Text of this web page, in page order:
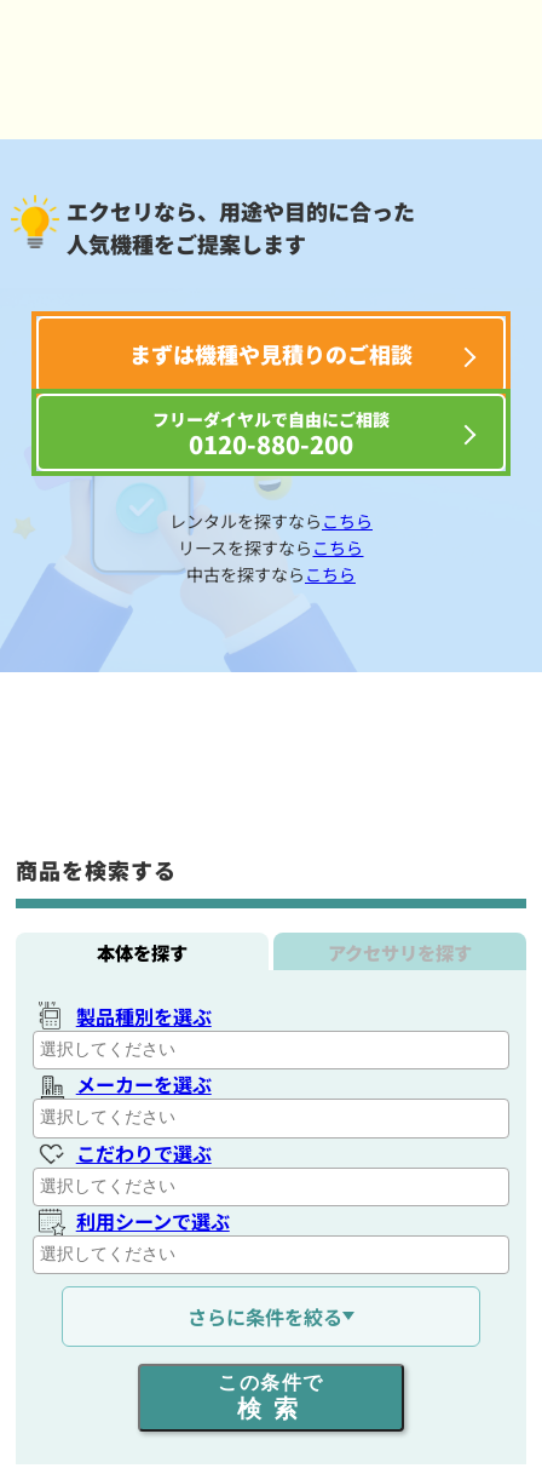
エクセリなら、用途や目的に合った
人気機種をご提案します
まずは機種や見積りのご相談
フリーダイヤルで自由にご相談
0120-880-200
レンタルを探すなら こちら
リースを探すなら こちら
中古を探すなら こちら
商品を検索する
本体を探す アクセサリを探す
製品種別を選ぶ
メーカーを選ぶ
こだわりで選ぶ
利用シーンで選ぶ
通信距離を選ぶ
出力を選ぶ
同時通話人数を選ぶ
さらに条件を絞る
この条件で
検索